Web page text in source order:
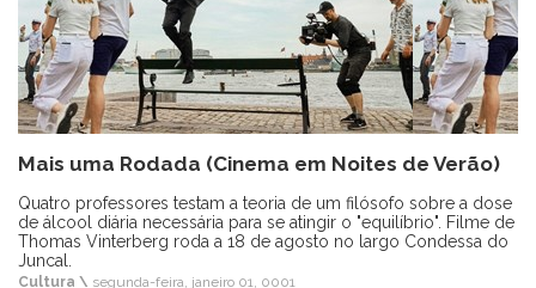
Mais uma Rodada (Cinema em Noites de Verão)
Quatro professores testam a teoria de um filósofo sobre a dose
de álcool diária necessária para se atingir o "equilíbrio". Filme de
Thomas Vinterberg roda a 18 de agosto no largo Condessa do
Juncal.
Cultura \ segunda-feira, janeiro 01, 0001